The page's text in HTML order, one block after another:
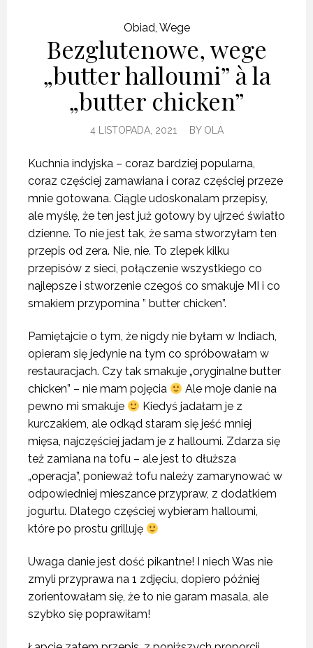
Obiad, Wege
Bezglutenowe, wege
„butter halloumi” à la
„butter chicken”
4 LISTOPADA, 2021 BY OLA
Kuchnia indyjska – coraz bardziej popularna,
coraz częściej zamawiana i coraz częściej przeze
mnie gotowana. Ciągle udoskonalam przepisy,
ale myślę, że ten jest już gotowy by ujrzeć światło
dzienne. To nie jest tak, że sama stworzyłam ten
przepis od zera. Nie, nie. To zlepek kilku
przepisów z sieci, połączenie wszystkiego co
najlepsze i stworzenie czegoś co smakuje MI i co
smakiem przypomina ” butter chicken”.
Pamiętajcie o tym, że nigdy nie byłam w Indiach,
opieram się jedynie na tym co spróbowałam w
restauracjach. Czy tak smakuje „oryginalne butter
chicken” – nie mam pojęcia
Ale moje danie na
pewno mi smakuje
Kiedyś jadałam je z
kurczakiem, ale odkąd staram się jeść mniej
mięsa, najczęściej jadam je z halloumi. Zdarza się
też zamiana na tofu – ale jest to dłuższa
„operacja”, ponieważ tofu należy zamarynować w
odpowiedniej mieszance przypraw, z dodatkiem
jogurtu. Dlatego częściej wybieram halloumi,
które po prostu grilluję
Uwaga danie jest dość pikantne! I niech Was nie
zmyli przyprawa na 1 zdjęciu, dopiero później
zorientowałam się, że to nie garam masala, ale
szybko się poprawiłam!